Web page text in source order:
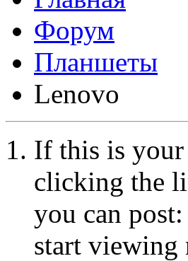
Форум
Планшеты
Lenovo
If this is
clicking the
you can
start viewing